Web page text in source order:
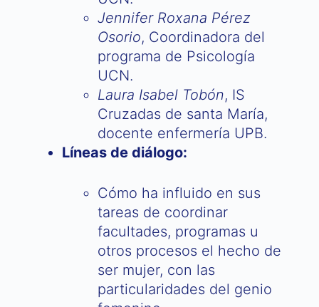
Jennifer Roxana Pérez
Osorio, Coordinadora del
programa de Psicología
UCN.
Laura Isabel Tobón, IS
Cruzadas de santa María,
docente enfermería UPB.
Líneas de diálogo:
Cómo ha influido en sus
tareas de coordinar
facultades, programas u
otros procesos el hecho de
ser mujer, con las
particularidades del genio